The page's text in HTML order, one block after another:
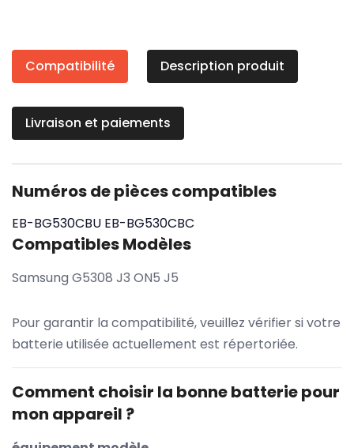
Compatibilité Description produit
Livraison et paiements
Numéros de pièces compatibles
EB-BG530CBU EB-BG530CBC
Compatibles Modèles
Samsung G5308 J3 ON5 J5
Pour garantir la compatibilité, veuillez vérifier si votre
batterie utilisée actuellement est répertoriée.
Comment choisir la bonne batterie pour
mon appareil ?